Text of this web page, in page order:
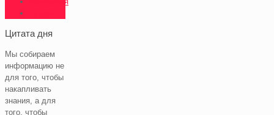
Цитата дня
Мы собираем
информацию не
для того, чтобы
накапливать
знания, а для
того, чтобы